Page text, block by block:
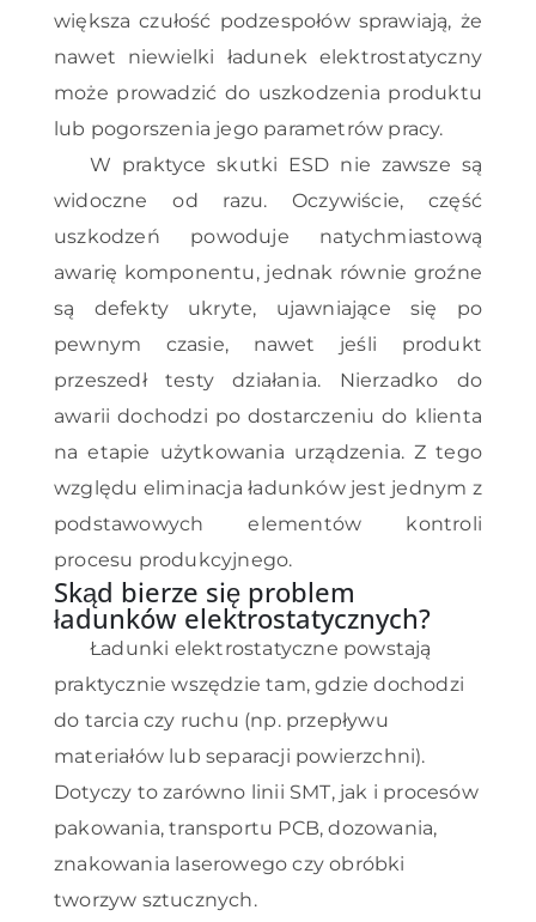
większa czułość podzespołów sprawiają, że
nawet niewielki ładunek elektrostatyczny
może prowadzić do uszkodzenia produktu
lub pogorszenia jego parametrów pracy.
W praktyce skutki ESD nie zawsze są
widoczne od razu. Oczywiście, część
uszkodzeń powoduje natychmiastową
awarię komponentu, jednak równie groźne
są defekty ukryte, ujawniające się po
pewnym czasie, nawet jeśli produkt
przeszedł testy działania. Nierzadko do
awarii dochodzi po dostarczeniu do klienta
na etapie użytkowania urządzenia. Z tego
względu eliminacja ładunków jest jednym z
podstawowych elementów kontroli
procesu produkcyjnego.
Skąd bierze się problem
ładunków elektrostatycznych?
Ładunki elektrostatyczne powstają
praktycznie wszędzie tam, gdzie dochodzi
do tarcia czy ruchu (np. przepływu
materiałów lub separacji powierzchni).
Dotyczy to zarówno linii SMT, jak i procesów
pakowania, transportu PCB, dozowania,
znakowania laserowego czy obróbki
tworzyw sztucznych.